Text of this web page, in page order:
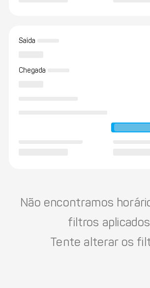
Saída
Chegada
Não encontramos
filtros
Tente alterar os